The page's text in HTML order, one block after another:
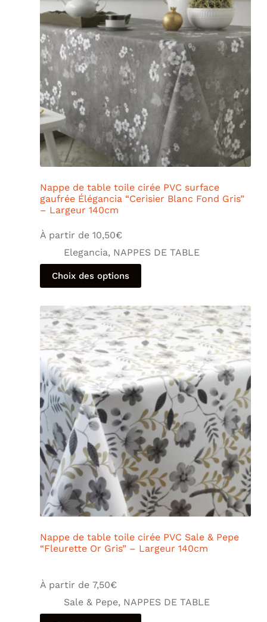
Nappe de table toile cirée PVC surface
gaufrée Élégancia “Cerisier Blanc Fond Gris”
– Largeur 140cm
À partir de 10,50€
Elegancia, NAPPES DE TABLE
Choix des options
Nappe de table toile cirée PVC Sale & Pepe
“Fleurette Or Gris” – Largeur 140cm
À partir de 7,50€
Sale & Pepe, NAPPES DE TABLE